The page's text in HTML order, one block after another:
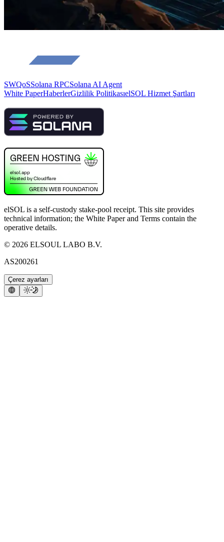
SWQoSSolana RPCSolana AI Agent
White PaperHaberlerGizlilik PolitikasıelSOL Hizmet Şartları
elSOL is a self-custody stake-pool receipt. This site provides
technical information; the White Paper and Terms contain the
operative details.
© 2026 ELSOUL LABO B.V.
AS200261
Çerez ayarları